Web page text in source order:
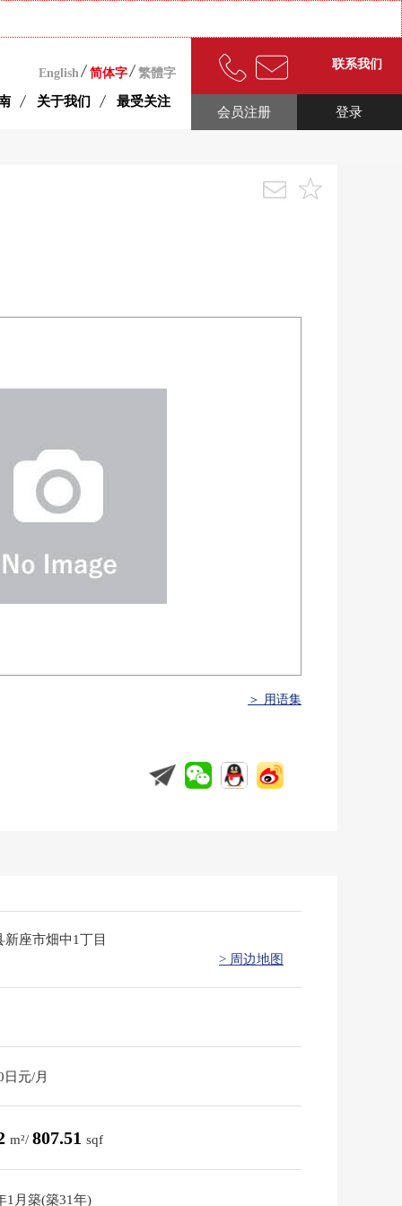
English 简体字 繁體字
关于我们 最受关注
联系我们
登录
会员注册
＞ 用语集
新座市畑中1丁目
> 周边地图
日元/月
m²/ 807.51 sqf
1月築(築31年)